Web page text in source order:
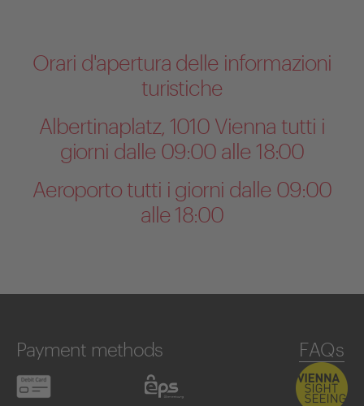
Orari d'apertura delle informazioni
turistiche
Albertinaplatz, 1010 Vienna tutti i
giorni dalle 09:00 alle 18:00
Aeroporto tutti i giorni dalle 09:00
alle 18:00
Payment methods FAQs